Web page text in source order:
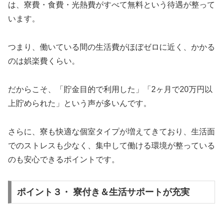
は、寮費・食費・光熱費がすべて無料という待遇が整って
います。
つまり、働いている間の生活費がほぼゼロに近く、かかる
のは娯楽費くらい。
だからこそ、「貯金目的で利用した」「2ヶ月で20万円以
上貯められた」という声が多いんです。
さらに、寮も快適な個室タイプが増えてきており、生活面
でのストレスも少なく、集中して働ける環境が整っている
のも安心できるポイントです。
ポイント３・ 寮付き＆生活サポートが充実